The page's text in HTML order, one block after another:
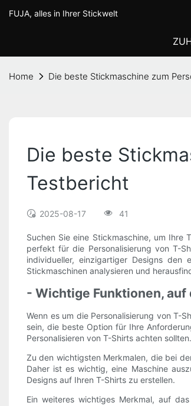
FUJA, alles in Ihrer Stickwelt
Home Die beste Stickmaschine zum
Die beste
Testbericht
2025-08-17 41
Suchen Sie eine Stickmaschine, um Ihre
perfekt für die Personalisierung von T-
individueller, einzigartiger Designs den
Stickmaschinen analysieren und
- Wichtige Funktionen,
Wenn es um die Personalisierung von T-
sein, die beste Option für Ihre
Personalisieren von T-Shirts achten sollten.
Zu den wichtigsten Merkmalen, die bei
Daher ist es wichtig, eine Maschine
Designs auf Ihren T-Shirts zu erstellen.
Ein weiteres wichtiges Merkmal, auf